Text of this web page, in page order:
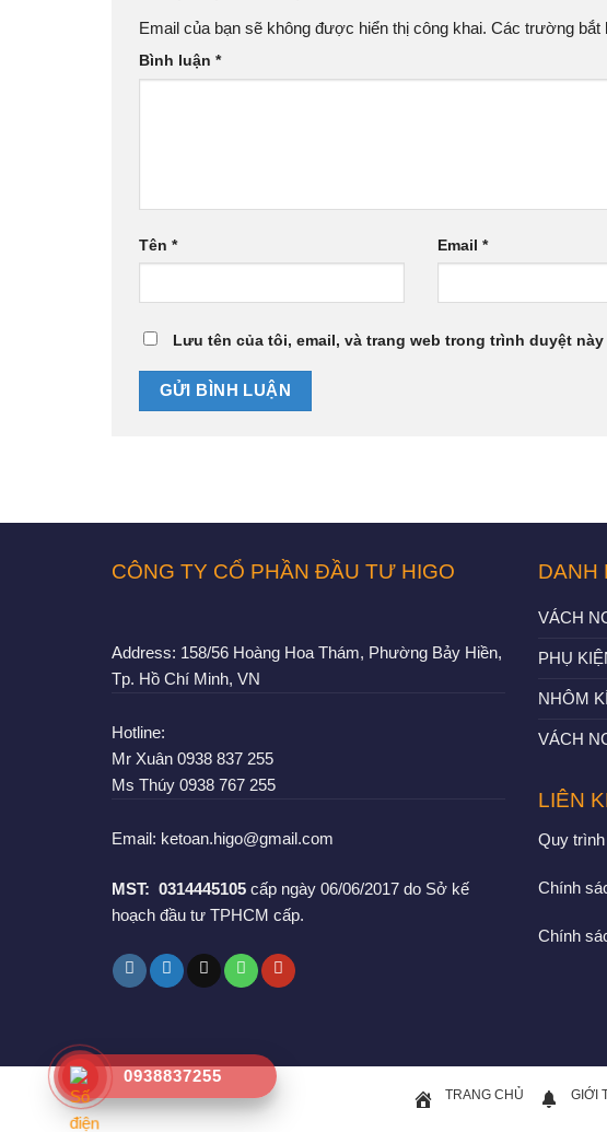
Email của bạn sẽ không được hiển thị công khai. Các trường bắt
Bình luận *
Tên * Email*
Lưu tên của tôi, email, và trang web trong trình duyệt
CÔNG TY CỔ PHẦN ĐẦU TƯ HIGO
Address: 158/56 Hoàng Hoa Thám, Phường Bảy Hiền,
Tp. Hồ Chí Minh, VN
Hotline:
Mr Xuân 0938 837 255
Ms Thúy 0938 767 255
Email: ketoan.higo@gmail.com
MST: 0314445105 cấp ngày 06/06/2017 do Sở kế
hoạch đầu tư TPHCM cấp.
DANH
VÁCH
PHỤ
NHÔM
VÁCH
LIÊN
Quy
Chính
Chính
TRANG CHỦ GIỚI
0938837255